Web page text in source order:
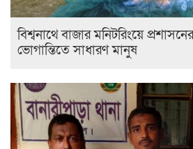
বিশ্বনাথে বাজার মনিটরিংয়ে
ভোগান্তিতে সাধারণ মানুষ